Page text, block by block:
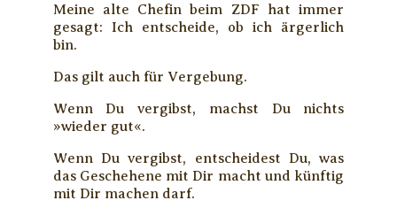
Meine alte Chefin beim ZDF hat immer
gesagt: Ich entscheide, ob ich ärgerlich
bin.
Das gilt auch für Vergebung.
Wenn Du vergibst, machst Du nichts
»wieder gut«.
Wenn Du vergibst, entscheidest Du, was
das Geschehene mit Dir macht und künftig
mit Dir machen darf.